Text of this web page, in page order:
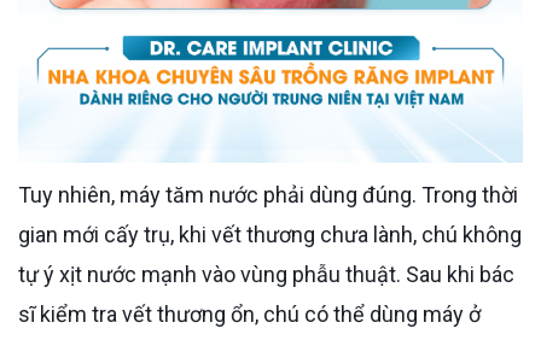
Tuy nhiên, máy tăm nước phải dùng đúng. Trong thời
gian mới cấy trụ, khi vết thương chưa lành, chú không
tự ý xịt nước mạnh vào vùng phẫu thuật. Sau khi bác
sĩ kiểm tra vết thương ổn, chú có thể dùng máy ở